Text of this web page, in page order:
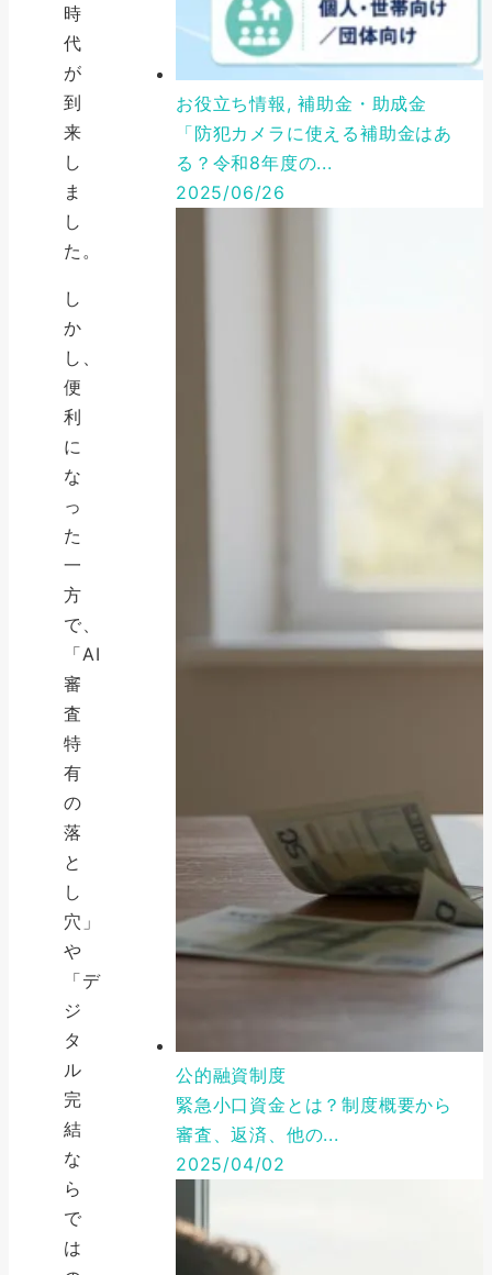
時
代
が
到
来
し
ま
し
た。
し
か
し、
便
利
に
な
っ
た
一
方
で、
「AI
審
査
特
有
の
落
と
し
穴」
や
「デ
ジ
タ
ル
完
結
な
ら
で
は
お役立ち情報, 補助金・助成金
「防犯カメラに使える補助金はあ
る？令和8年度の...
2025/06/26
公的融資制度
緊急小口資金とは？制度概要から
審査、返済、他の...
2025/04/02